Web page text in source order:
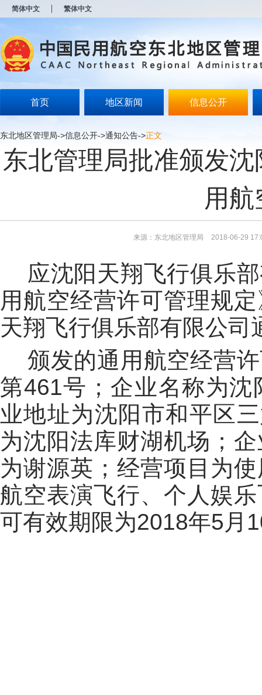
简体中文 繁体中文
首页 地区新闻 信息公开
东北地区管理局->信息公开->通知公告->正文
东北管理局批准颁发
用
来源：东北地区管理局 2018-06-29
应沈阳天翔飞行俱乐部
用航空经营许可管理规
天翔飞行俱乐部有限公司
颁发的通用航空经营许
第461号；企业名称为
业地址为沈阳市和平区
为沈阳法库财湖机场；
为谢源英；经营项目为
航空表演飞行、个人娱
可有效期限为2018年5月
开
无
障
说
按
Alt
加
波
浪